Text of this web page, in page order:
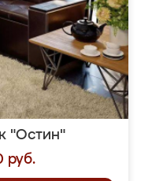
"Остин"
руб.